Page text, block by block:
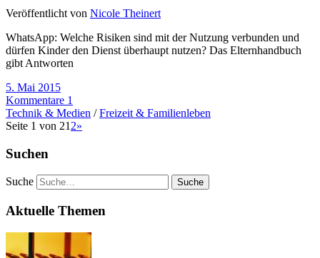
Veröffentlicht von Nicole Theinert
WhatsApp: Welche Risiken sind mit der Nutzung verbunden und
dürfen Kinder den Dienst überhaupt nutzen? Das Elternhandbuch
gibt Antworten
5. Mai 2015
Kommentare 1
Technik & Medien /Freizeit & Familienleben
Seite 1 von 21 2»
Suchen
Suche
Aktuelle Themen